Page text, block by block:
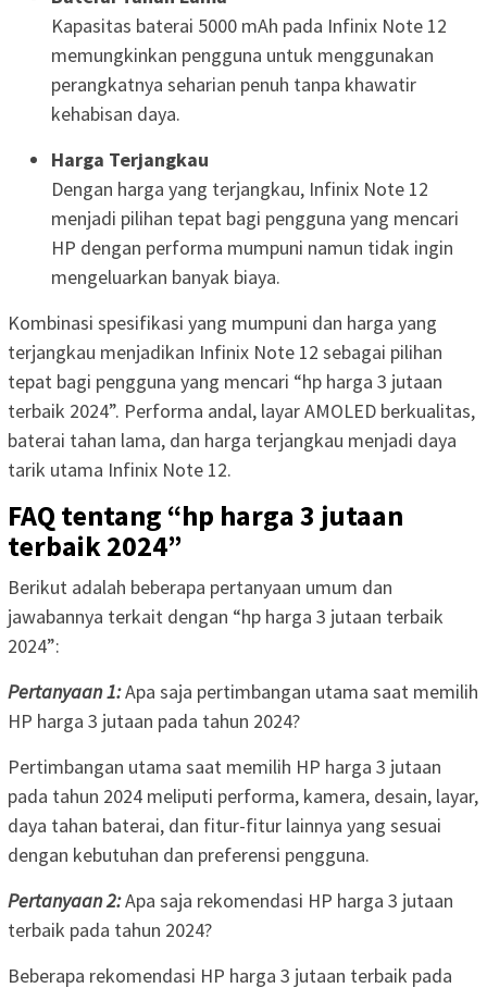
Kapasitas baterai 5000 mAh pada Infinix Note 12
memungkinkan pengguna untuk menggunakan
perangkatnya seharian penuh tanpa khawatir
kehabisan daya.
Harga Terjangkau
Dengan harga yang terjangkau, Infinix Note 12
menjadi pilihan tepat bagi pengguna yang mencari
HP dengan performa mumpuni namun tidak ingin
mengeluarkan banyak biaya.
Kombinasi spesifikasi yang mumpuni dan harga yang
terjangkau menjadikan Infinix Note 12 sebagai pilihan
tepat bagi pengguna yang mencari “hp harga 3 jutaan
terbaik 2024”. Performa andal, layar AMOLED berkualitas,
baterai tahan lama, dan harga terjangkau menjadi daya
tarik utama Infinix Note 12.
FAQ tentang “hp harga 3 jutaan
terbaik 2024”
Berikut adalah beberapa pertanyaan umum dan
jawabannya terkait dengan “hp harga 3 jutaan terbaik
2024”:
Pertanyaan 1:Apa saja pertimbangan utama saat memilih
HP harga 3 jutaan pada tahun 2024?
Pertimbangan utama saat memilih HP harga 3 jutaan
pada tahun 2024 meliputi performa, kamera, desain, layar,
daya tahan baterai, dan fitur-fitur lainnya yang sesuai
dengan kebutuhan dan preferensi pengguna.
Pertanyaan 2:Apa saja rekomendasi HP harga 3 jutaan
terbaik pada tahun 2024?
Beberapa rekomendasi HP harga 3 jutaan terbaik pada